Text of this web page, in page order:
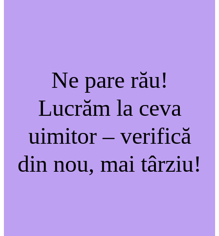
Ne pare rău!
Lucrăm la ceva
uimitor – verifică
din nou, mai târziu!